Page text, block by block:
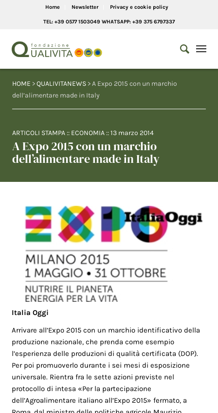
Home Newsletter Privacy e cookie policy
TEL: +39 0577 1503049 WHATSAPP: +39 375 6797337
HOME >QUALIVITANEWS > A Expo 2015 con un marchio
dell’alimentare made in Italy
ARTICOLI STAMPA :: ECONOMIA ::13 marzo 2014
A Expo 2015 con un marchio
dell’alimentare made in Italy
Italia Oggi
Arrivare all’Expo 2015 con un marchio identificativo della
produzione nazionale, che prenda come esempio
l’esperienza delle produzioni di qualità certificata (DOP).
Per poi promuoverlo durante i sei mesi di esposizione
universale. Rientra fra le sette azioni previste nel
protocollo di intesa «Per la partecipazione
dell’Agroalimentare italiano all’Expo 2015» fermato, a